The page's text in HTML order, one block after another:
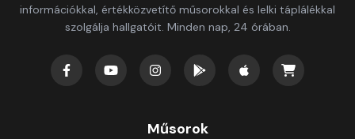
információkkal, értékközvetítő műsorokkal és lelki táplálékkal
szolgálja hallgatóit. Minden nap, 24 órában.
Műsorok